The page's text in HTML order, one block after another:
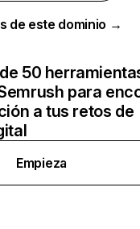
de este dominio →
50
para
a tus retos de
Empieza